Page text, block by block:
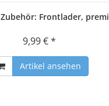
Frontlader,
9,99 € *
Artikel ansehen